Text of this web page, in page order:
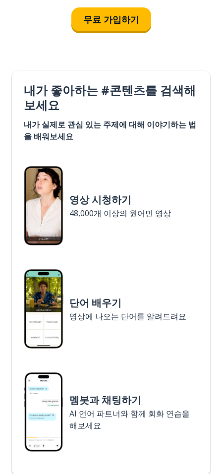
무료 가입하기
내가 좋아하는 #콘텐츠를 검색해
보세요
내가 실제로 관심 있는 주제에 대해 이야기하는 법
을 배워보세요
영상 시청하기
48,000개 이상의 원어민 영상
단어 배우기
영상에 나오는 단어를 알려드려요
멤봇과 채팅하기
AI 언어 파트너와 함께 회화 연습을
해보세요